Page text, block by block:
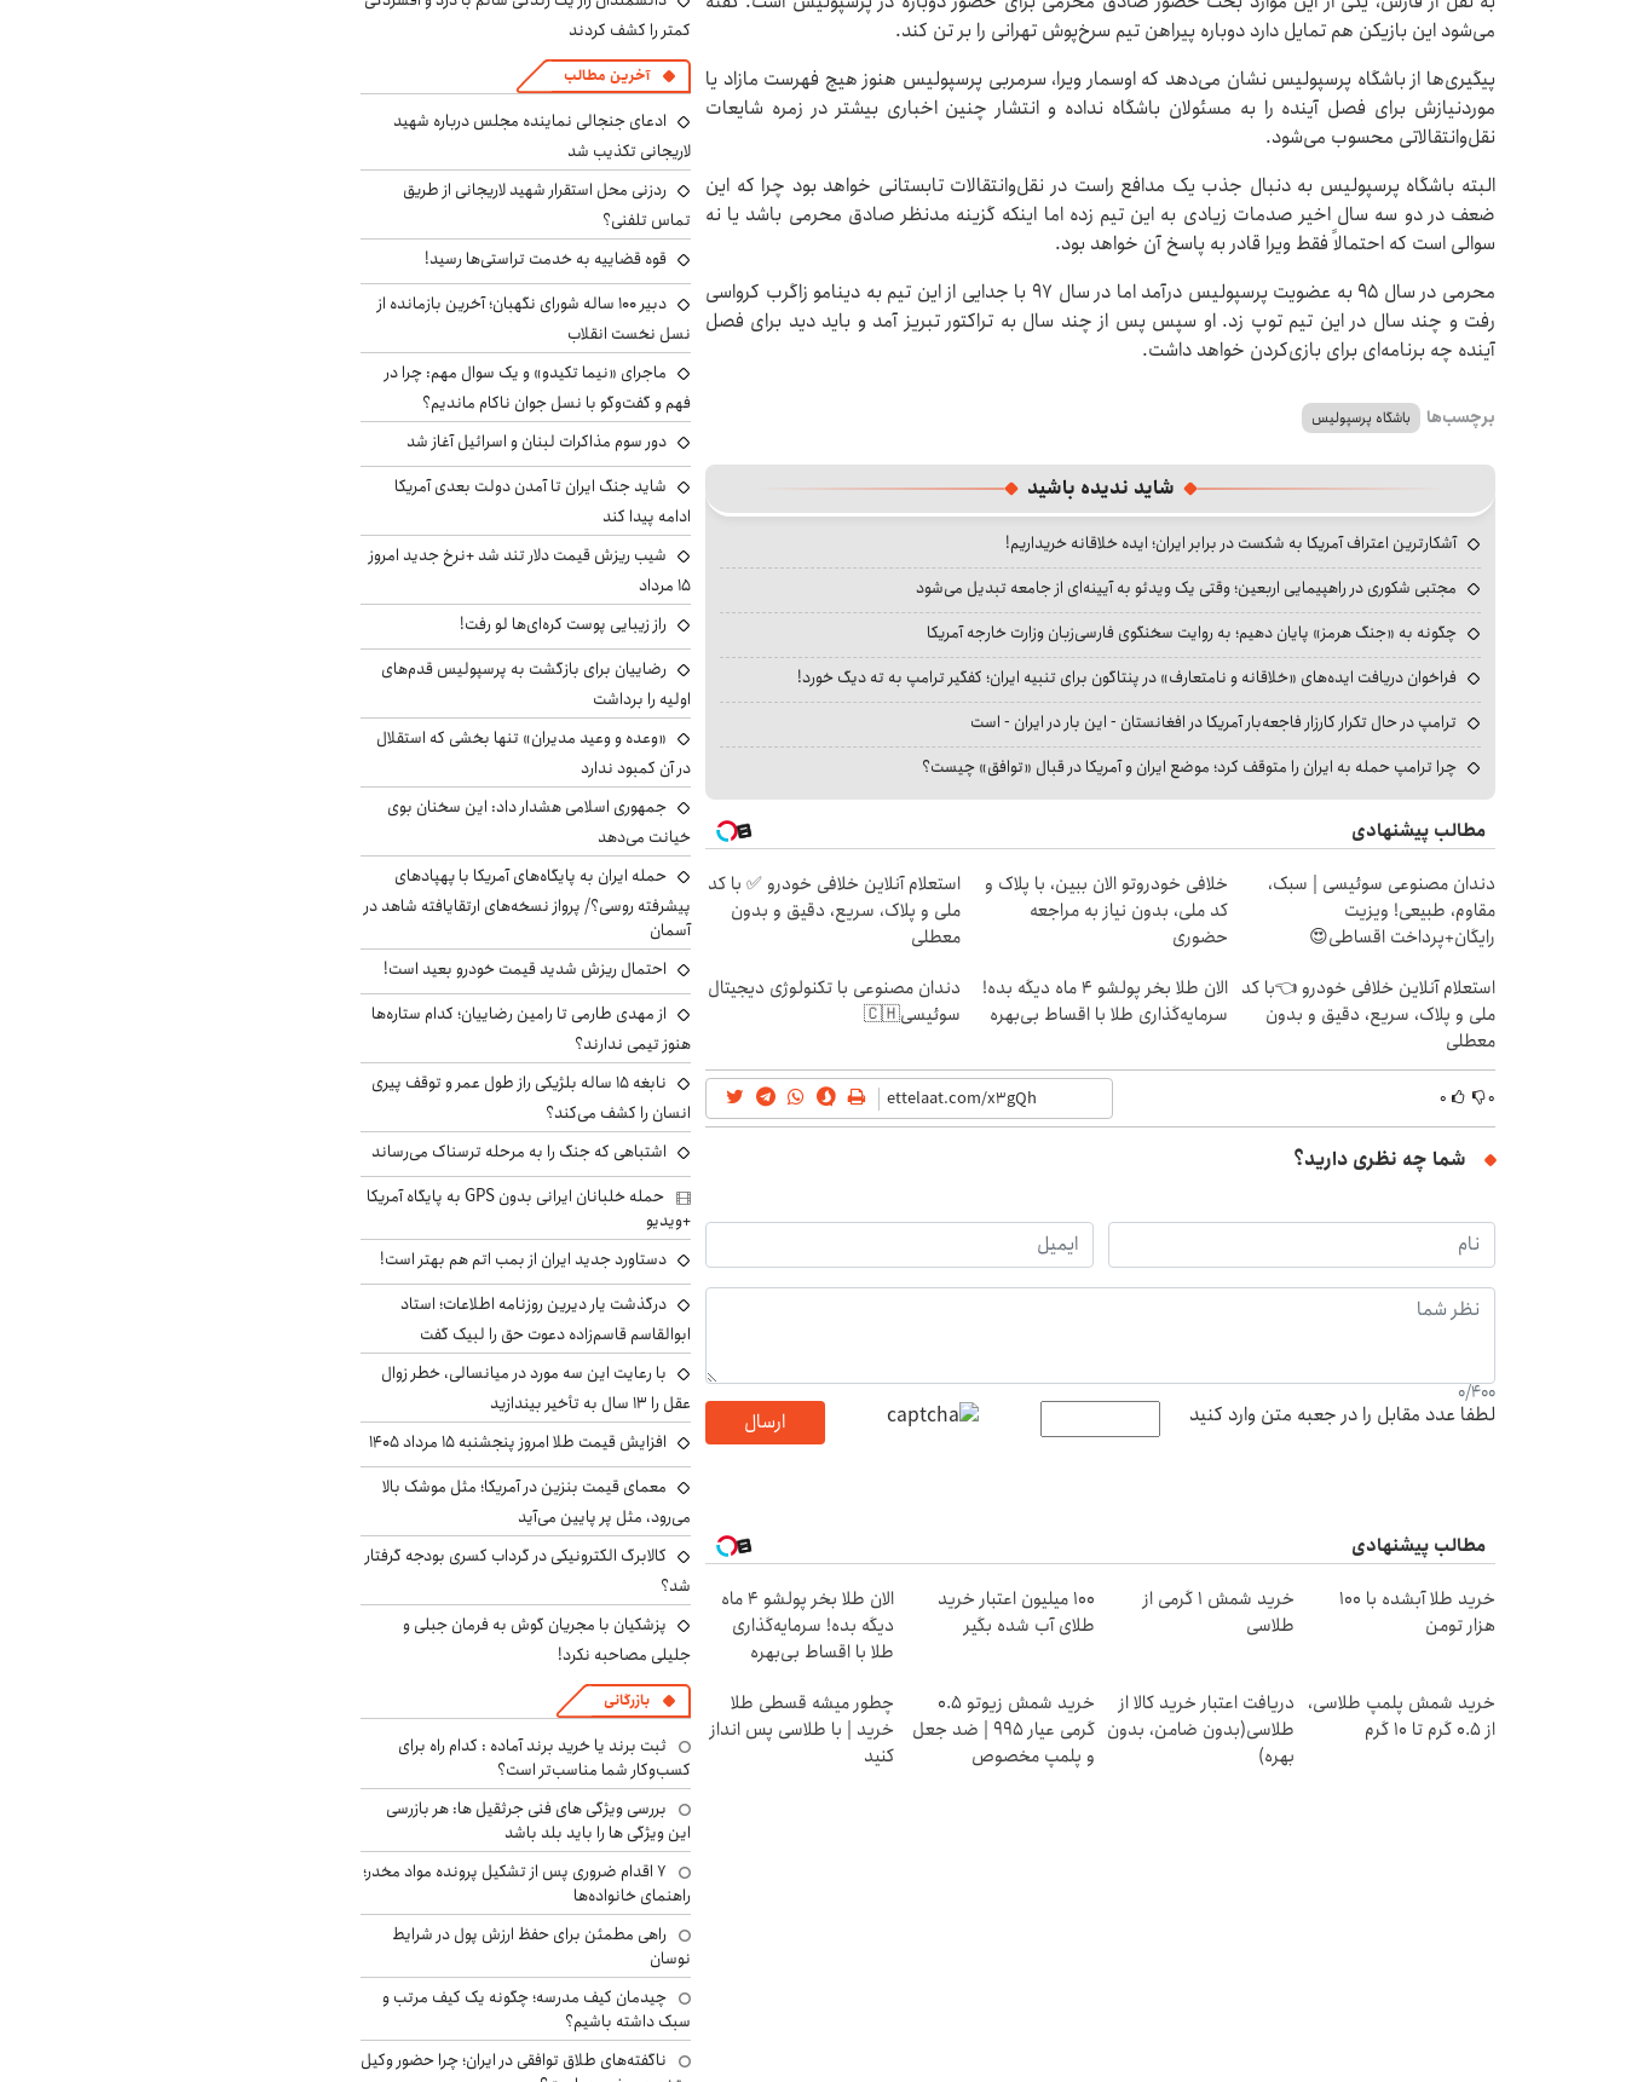
می‌شود این بازیکن هم تمایل دارد دوباره پیراهن تیم سرخ‌پوش تهرانی را بر تن کند.
پیگیری‌ها از باشگاه پرسپولیس نشان می‌دهد که اوسمار ویرا، سرمربی پرسپولیس هنوز هیچ فهرست مازاد یا
موردنیازش برای فصل آینده را به مسئولان باشگاه نداده و انتشار چنین اخباری بیشتر در زمره شایعات
نقل‌وانتقالاتی محسوب می‌شود.
البته باشگاه پرسپولیس به دنبال جذب یک مدافع راست در نقل‌وانتقالات تابستانی خواهد بود چرا که این
ضعف در دو سه سال اخیر صدمات زیادی به این تیم زده اما اینکه گزینه مدنظر صادق محرمی باشد یا نه
سوالی است که احتمالاً فقط ویرا قادر به پاسخ آن خواهد بود.
محرمی در سال ۹۵ به عضویت پرسپولیس درآمد اما در سال ۹۷ با جدایی از این تیم به دینامو زاگرب کرواسی
رفت و چند سال در این تیم توپ زد. او سپس پس از چند سال به تراکتور تبریز آمد و باید دید برای فصل
آینده چه برنامه‌ای برای بازی‌کردن خواهد داشت.
برچسب‌ها باشگاه پرسپولیس
شاید ندیده باشید
آشکارترین اعتراف آمریکا به شکست در برابر ایران؛ ایده خلاقانه خریداریم!
مجتبی شکوری در راهپیمایی اربعین؛ وقتی یک ویدئو به آیینه‌ای از جامعه تبدیل می‌شود
چگونه به «جنگ هرمز» پایان دهیم؛ به روایت سخنگوی فارسی‌زبان وزارت خارجه آمریکا
فراخوان دریافت ایده‌های «خلاقانه و نامتعارف» در پنتاگون برای تنبیه ایران؛ کفگیر ترامپ به ته دیگ خورد!
ترامپ در حال تکرار کارزار فاجعه‌بار آمریکا در افغانستان - این بار در ایران - است
چرا ترامپ حمله به ایران را متوقف کرد؛ موضع ایران و آمریکا در قبال «توافق» چیست؟
مطالب پیشنهادی
دندان مصنوعی سوئیسی | سبک،
مقاوم، طبیعی! ویزیت
رایگان+پرداخت اقساطی😍
خلافی خودروتو الان ببین، با پلاک و
کد ملی، بدون نیاز به مراجعه
حضوری
استعلام آنلاین خلافی خودرو ✅ با کد
ملی و پلاک، سریع، دقیق و بدون
معطلی
استعلام آنلاین خلافی خودرو 👈با کد
ملی و پلاک، سریع، دقیق و بدون
معطلی
الان طلا بخر پولشو 4 ماه دیگه بده!
سرمایه‌گذاری طلا با اقساط بی‌بهره
دندان مصنوعی با تکنولوژی دیجیتال
سوئیسی🇨🇭
۰ ۰
شما چه نظری دارید؟
0/400
لطفا عدد مقابل را در جعبه متن وارد کنید ارسال
مطالب پیشنهادی
خرید طلا آبشده با 100
هزار تومن
خرید شمش 1 گرمی از
طلاسی
100 میلیون اعتبار خرید
طلای آب شده بگیر
الان طلا بخر پولشو 4 ماه
دیگه بده! سرمایه‌گذاری
طلا با اقساط بی‌بهره
خرید شمش پلمپ طلاسی،
از ۰.۵ گرم تا ۱۰ گرم
دریافت اعتبار خرید کالا از
طلاسی(بدون ضامن، بدون
بهره)
خرید شمش زیوتو ۰.۵
گرمی عیار ۹۹۵ | ضد جعل
و پلمپ مخصوص
چطور میشه قسطی طلا
خرید | با طلاسی پس انداز
کنید
کمتر را کشف کردند
آخرین مطالب
ادعای جنجالی نماینده مجلس درباره شهید
لاریجانی تکذیب شد
ردزنی محل استقرار شهید لاریجانی از طریق
تماس تلفنی؟
قوه قضاییه به خدمت تراستی‌ها رسید!
دبیر ۱۰۰ ساله شورای نگهبان؛ آخرین بازمانده از
نسل نخست انقلاب
ماجرای «نیما تکیدو» و یک سوال مهم: چرا در
فهم و گفت‌وگو با نسل جوان ناکام ماندیم؟
دور سوم مذاکرات لبنان و اسرائیل آغاز شد
شاید جنگ ایران تا آمدن دولت بعدی آمریکا
ادامه پیدا کند
شیب ریزش قیمت دلار تند شد +نرخ جدید امروز
۱۵ مرداد
راز زیبایی پوست کره‌ای‌ها لو رفت!
رضاییان برای بازگشت به پرسپولیس قدم‌های
اولیه را برداشت
«وعده و وعید مدیران» تنها بخشی که استقلال
در آن کمبود ندارد
جمهوری اسلامی هشدار داد: این سخنان بوی
خیانت می‌دهد
حمله ایران به پایگاه‌های آمریکا با پهپادهای
پیشرفته روسی؟/ پرواز نسخه‌های ارتقایافته شاهد در
آسمان
احتمال ریزش شدید قیمت خودرو بعید است!
از مهدی طارمی تا رامین رضاییان؛ کدام ستاره‌ها
هنوز تیمی ندارند؟
نابغه ۱۵ ساله بلژیکی راز طول عمر و توقف پیری
انسان را کشف می‌کند؟
اشتباهی که جنگ را به مرحله ترسناک می‌رساند
حمله خلبانان ایرانی بدون GPS به پایگاه آمریکا
+ویدیو
دستاورد جدید ایران از بمب اتم هم بهتر است!
درگذشت یار دیرین روزنامه اطلاعات؛ استاد
ابوالقاسم قاسم‌زاده دعوت حق را لبیک گفت
با رعایت این سه مورد در میانسالی، خطر زوال
عقل را ۱۳ سال به تأخیر بیندازید
افزایش قیمت طلا امروز پنجشنبه ۱۵ مرداد ۱۴۰۵
معمای قیمت بنزین در آمریکا؛ مثل موشک بالا
می‌رود، مثل پر پایین می‌آید
کالابرگ الکترونیکی در گرداب کسری بودجه گرفتار
شد؟
پزشکیان با مجریان گوش به فرمان جبلی و
جلیلی مصاحبه نکرد!
بازرگانی
ثبت برند یا خرید برند آماده : کدام راه برای
کسب‌وکار شما مناسب‌تر است؟
بررسی ویژگی های فنی جرثقیل ها: هر بازرسی
این ویژگی ها را باید بلد باشد
۷ اقدام ضروری پس از تشکیل پرونده مواد مخدر؛
راهنمای خانواده‌ها
راهی مطمئن برای حفظ ارزش پول در شرایط
نوسان
چیدمان کیف مدرسه؛ چگونه یک کیف مرتب و
سبک داشته باشیم؟
ناگفته‌های طلاق توافقی در ایران؛ چرا حضور وکیل